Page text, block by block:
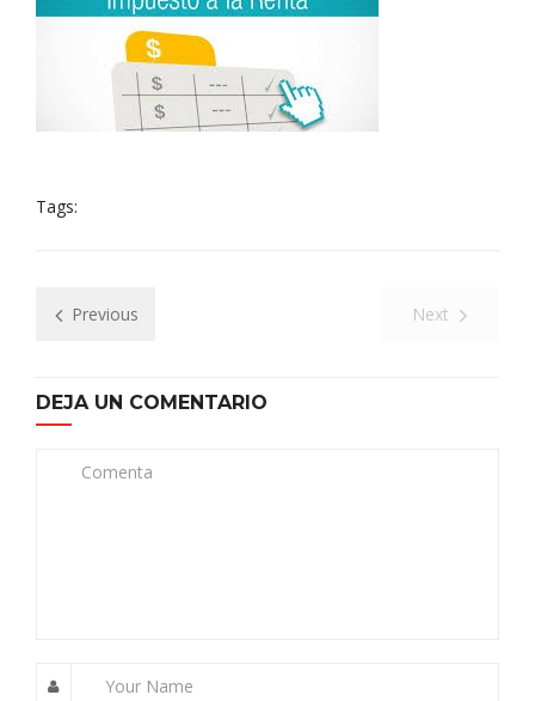
Tags:
Previous Next
DEJA UN COMENTARIO
Comenta
Your Name